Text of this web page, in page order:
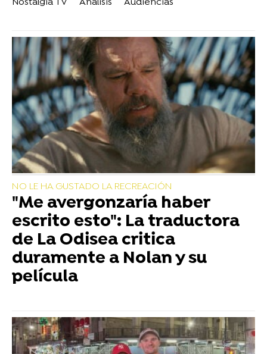
Nostalgia TV
Análisis Audiencias
NO LE HA GUSTADO LA RECREACIÓN
"Me avergonzaría haber
escrito esto": La traductora
de La Odisea critica
duramente a Nolan y su
película